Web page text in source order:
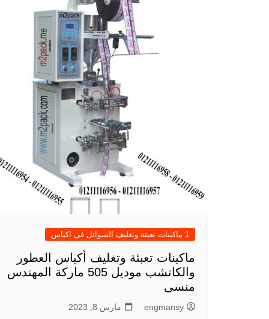
1 ماكينات تعبئة وتغليف السوائل فى اكياس
ماكينات تعبئة وتغليف أكياس العطور
والكاتشب موديل 505 ماركة المهندس
منسى
engmansy مارس 8, 2023